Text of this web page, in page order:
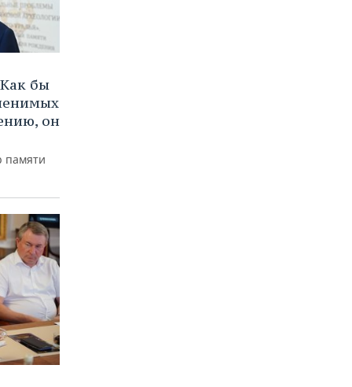
бы
он
памяти